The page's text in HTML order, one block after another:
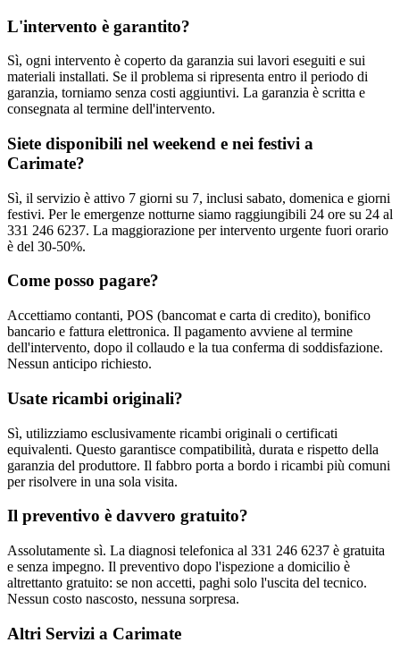
L'intervento è garantito?
Sì, ogni intervento è coperto da garanzia sui lavori eseguiti e sui
materiali installati. Se il problema si ripresenta entro il periodo di
garanzia, torniamo senza costi aggiuntivi. La garanzia è scritta e
consegnata al termine dell'intervento.
Siete disponibili nel weekend e nei festivi a
Carimate?
Sì, il servizio è attivo 7 giorni su 7, inclusi sabato, domenica e giorni
festivi. Per le emergenze notturne siamo raggiungibili 24 ore su 24 al
331 246 6237. La maggiorazione per intervento urgente fuori orario
è del 30-50%.
Come posso pagare?
Accettiamo contanti, POS (bancomat e carta di credito), bonifico
bancario e fattura elettronica. Il pagamento avviene al termine
dell'intervento, dopo il collaudo e la tua conferma di soddisfazione.
Nessun anticipo richiesto.
Usate ricambi originali?
Sì, utilizziamo esclusivamente ricambi originali o certificati
equivalenti. Questo garantisce compatibilità, durata e rispetto della
garanzia del produttore. Il fabbro porta a bordo i ricambi più comuni
per risolvere in una sola visita.
Il preventivo è davvero gratuito?
Assolutamente sì. La diagnosi telefonica al 331 246 6237 è gratuita
e senza impegno. Il preventivo dopo l'ispezione a domicilio è
altrettanto gratuito: se non accetti, paghi solo l'uscita del tecnico.
Nessun costo nascosto, nessuna sorpresa.
Altri Servizi a Carimate